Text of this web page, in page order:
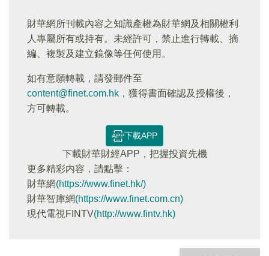
財華網所刊載內容之知識產權為財華網及相關權利
人專屬所有或持有。未經許可，禁止進行轉載、摘
編、複製及建立鏡像等任何使用。
如有意願轉載，請發郵件至
content@finet.com.hk ，獲得書面確認及授權後，
方可轉載。
下載APP
下載財華財經APP，把握投資先機
更多精彩内容，請點擊：
財華網(https://www.finet.hk/)
財華智庫網(https://www.finet.com.cn)
現代電視FINTV(http://www.fintv.hk)